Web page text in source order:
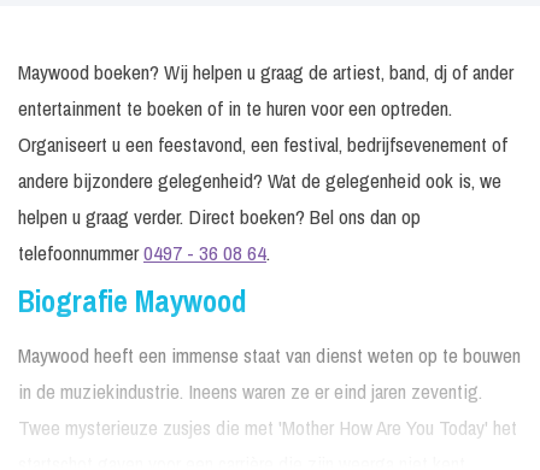
Maywood boeken? Wij helpen u graag de artiest, band, dj of ander
entertainment te boeken of in te huren voor een optreden.
Organiseert u een feestavond, een festival, bedrijfsevenement of
andere bijzondere gelegenheid? Wat de gelegenheid ook is, we
helpen u graag verder. Direct boeken? Bel ons dan op
telefoonnummer0497 - 36 08 64.
Biografie Maywood
Maywood heeft een immense staat van dienst weten op te bouwen
in de muziekindustrie. Ineens waren ze er eind jaren zeventig.
Twee mysterieuze zusjes die met 'Mother How Are You Today' het